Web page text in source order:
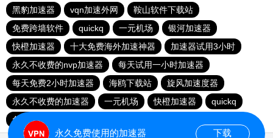
黑豹加速器
vqn加速外网
鞍山软件下载站
免费跨墙软件
quickq 一元机场
银河加速器
快橙加速器
十大免费海外加速神器
加速器试用3小时
永久不收费的nvp加速器
每天试用一小时加速器
每天免费2小时加速器
海鸥下载站
旋风加速度器
永久不收费的加速器
一元机场 快橙加速器
quickq
免费vqn外网
永久免费使用的加速器 下载